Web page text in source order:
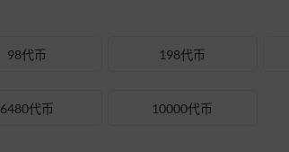
98代币 198代币
6480代币 10000代币